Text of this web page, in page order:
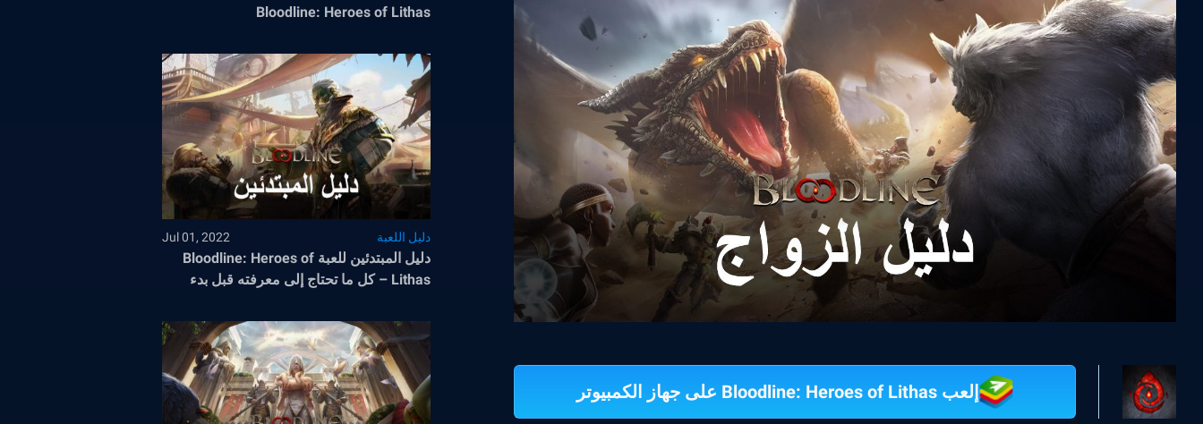
إلعب Bloodline: Heroes of Lithas على جهاز الكمبيوتر
Bloodline: Heroes of Lithas
دليل اللعبة Jul 01, 2022
دليل المبتدئين للعبة Bloodline: Heroes of
Lithas – كل ما تحتاج إلى معرفته قبل بدء